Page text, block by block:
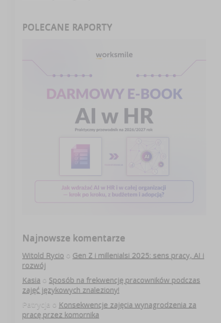
POLECANE RAPORTY
Najnowsze komentarze
Witold Rycio o Gen Z i millenialsi 2025: sens pracy, AI i
rozwój
Kasia o Sposób na frekwencję pracowników podczas
zajęć językowych znaleziony!
Patrycja o Konsekwencje zajęcia wynagrodzenia za
pracę przez komornika